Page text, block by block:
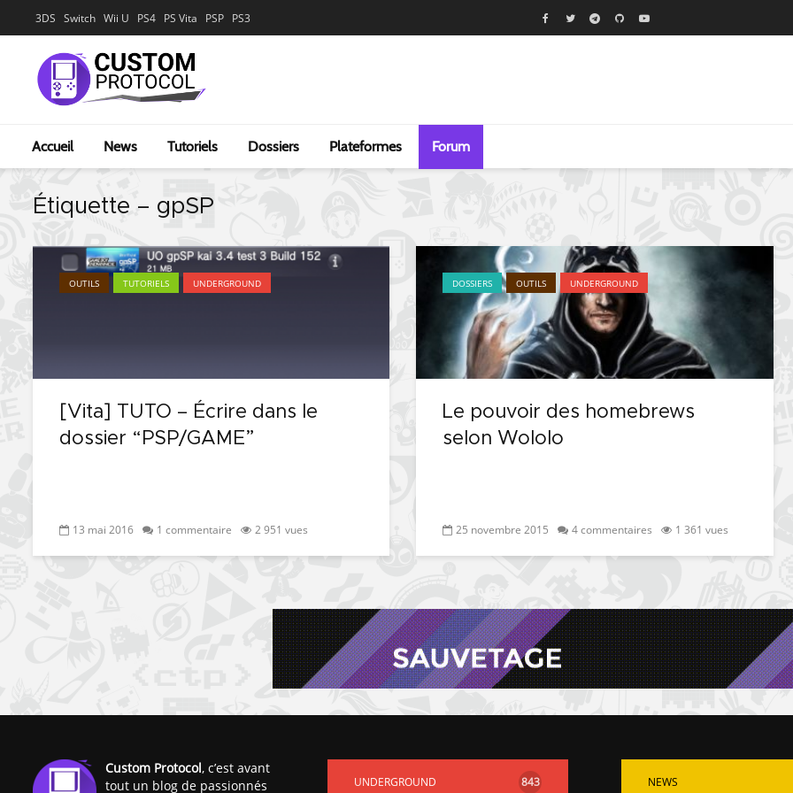
3DS Switch Wii U PS4 PS Vita PSP PS3
Accueil News Tutoriels Dossiers Plateformes Forum
Étiquette – gpSP
OUTILS TUTORIELS UNDERGROUND
[Vita] TUTO – Écrire dans le
dossier “PSP/GAME”
13 mai 2016 1 commentaire 2 951 vues
DOSSIERS OUTILS UNDERGROUND
Le pouvoir des homebrews
selon Wololo
25 novembre 2015 4 commentaires 1 361 vues
Custom Protocol, c’est avant
tout un blog de passionnés
UNDERGROUND 843 NEWS